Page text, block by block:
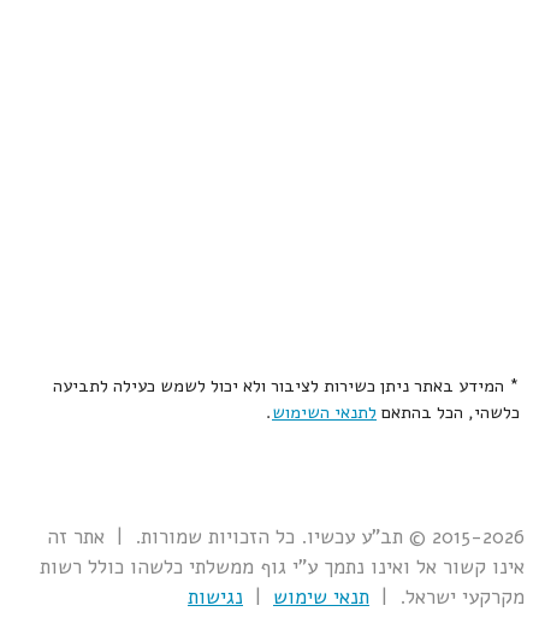
* המידע באתר ניתן כשירות לציבור ולא יכול לשמש כעילה לתביעה
כלשהי, הכל בהתאם לתנאי השימוש.
2015-2026 © תב"ע עכשיו. כל הזכויות שמורות. | אתר זה
אינו קשור אל ואינו נתמך ע"י גוף ממשלתי כלשהו כולל רשות
מקרקעי ישראל. | תנאי שימוש | נגישות